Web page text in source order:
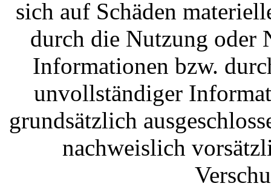
sich auf Schäden
durch die Nutzung oder
Informationen bzw.
unvollständiger
grundsätzlich
nachweislich